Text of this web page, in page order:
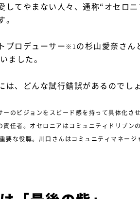
してやまない人々、通称“オセロ
プロデューサー※1の杉山愛奈さん
ました。
は、どんな試行錯誤があるのでし
のビジョンをスピード感を持って具体化させ
任者。オセロニアはコミュニティドリブン
要な役職。川口さんはコミュニティマネージ